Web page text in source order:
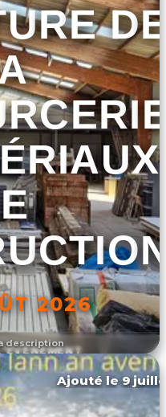
description
2026
Ajouté le 9